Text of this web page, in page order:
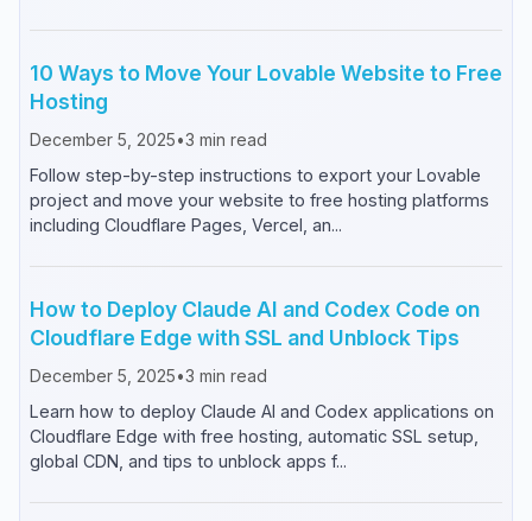
10 Ways to Move Your Lovable Website to Free
Hosting
December 5, 2025•3 min read
Follow step-by-step instructions to export your Lovable
project and move your website to free hosting platforms
including Cloudflare Pages, Vercel, an...
How to Deploy Claude AI and Codex Code on
Cloudflare Edge with SSL and Unblock Tips
December 5, 2025•3 min read
Learn how to deploy Claude AI and Codex applications on
Cloudflare Edge with free hosting, automatic SSL setup,
global CDN, and tips to unblock apps f...